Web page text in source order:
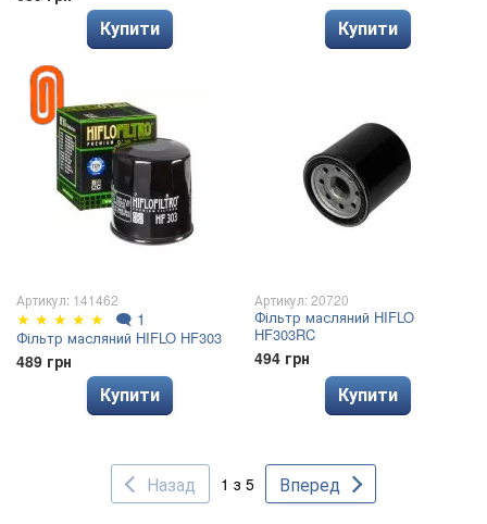
Купити Купити
Артикул: 141462
★ ★ ★ ★ ★ 🗨 1
Фільтр масляний HIFLO HF303
489 грн
Купити
Артикул: 20720
Фільтр масляний HIFLO
HF303RC
494 грн
Купити
Назад 1 з 5 Вперед